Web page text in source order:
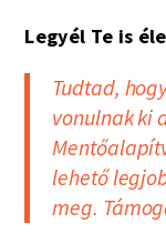
Legyél Te is
Tudtad,
vonulnak ki
lehető
meg.